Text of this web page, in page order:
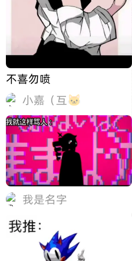
不喜勿喷
小嘉（互🐱
我是名字